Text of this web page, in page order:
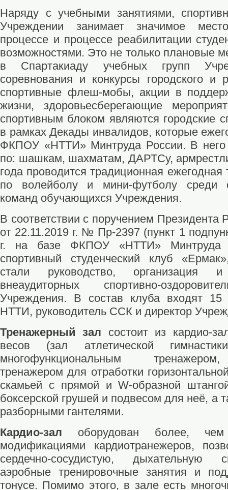
Наряду с учебными занятиями,
Учреждении занимает значимое
процессе и процессе реабилитации
возможностями. Это не только плановые
в Спартакиаду учебных групп
соревнования и конкурсы городского и
спортивные флеш-мобы, акции в
жизни, здоровьесберегающие
спортивным блоком являются городские
в рамках Декады инвалидов, которые
ФКПОУ «НТТИ» Минтруда России. В него
по: шашкам, шахматам, ДАРТСу,
года проводится традиционная ежегодная
по волейболу и мини-футболу среди
команд обучающихся Учреждения.
В соответствии с поручением Президента
от 22.11.2019 г. № Пр-2397 (пункт 1
г. на базе ФКПОУ «НТТИ» Минтруда
спортивный студенческий клуб
стали руководство, организация
внеаудиторных спортивно-
Учреждения. В состав клуба входят 15
НТТИ, руководитель ССК и директор
Тренажерный зал состоит из кардио-
весов (зал атлетической
многофункциональным
тренажером для отработки
скамьей с прямой и W-образной
боксерской грушей и подвесом для неё, а
разборными гантелями.
Кардио-зал оборудован более,
модификациями кардиотранежеров,
сердечно-сосудистую, дыхательную
аэробные тренировочные занятия и
тонусе. Помимо этого, в зале есть